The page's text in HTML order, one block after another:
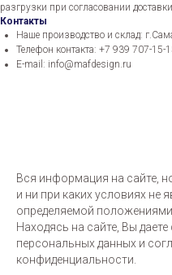
разгрузки при согласовании
Контакты
Наше производство и склад:
Телефон контакта: +7 939 707-15-
E-mail: info@mafdesign.ru
Вся информация на сайте,
и ни при каких условиях не
определяемой
Находясь на сайте, Вы
персональных данных и
конфиденциальности.